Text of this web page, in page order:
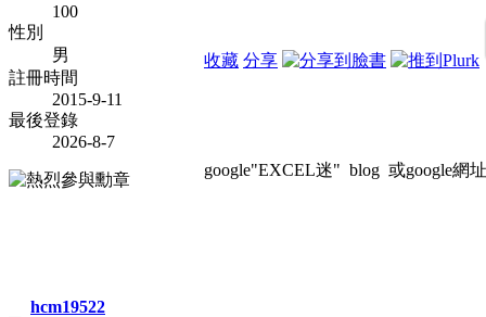
100
性別
男
註冊時間
2015-9-11
最後登錄
2026-8-7
收藏 分享
google"EXCEL迷" blog 或google網址
hcm19522